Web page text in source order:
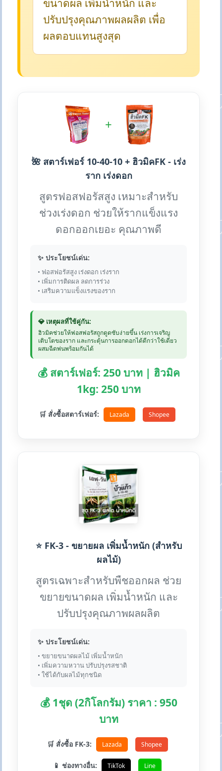
ขนาดผล เพิ่มน้ำหนัก และ
ปรับปรุงคุณภาพผลผลิต เพื่อ
ผลตอบแทนสูงสุด
+
🌺 สตาร์เฟอร์ 10-40-10 + ฮิวมิคFK - เร่ง
ราก เร่งดอก
สูตรฟอสฟอรัสสูง เหมาะสำหรับ
ช่วงเร่งดอก ช่วยให้รากแข็งแรง
ดอกออกเยอะ คุณภาพดี
✨ ประโยชน์เด่น:
• ฟอสฟอรัสสูง เร่งดอก เร่งราก
• เพิ่มการติดผล ลดการร่วง
• เสริมความแข็งแรงของราก
💎 เหตุผลที่ใช้คู่กัน:
ฮิวมิคช่วยให้ฟอสฟอรัสถูกดูดซับง่ายขึ้น เร่งการเจริญ
เติบโตของราก และกระตุ้นการออกดอกได้ดีกว่าใช้เดี่ยว
ผสมฉีดพ่นพร้อมกันได้
💰 สตาร์เฟอร์: 250 บาท | ฮิวมิค
1kg: 250 บาท
🛒 สั่งซื้อสตาร์เฟอร์: Lazada Shopee
⭐ FK-3 - ขยายผล เพิ่มน้ำหนัก (สำหรับ
ผลไม้)
สูตรเฉพาะสำหรับพืชออกผล ช่วย
ขยายขนาดผล เพิ่มน้ำหนัก และ
ปรับปรุงคุณภาพผลผลิต
✨ ประโยชน์เด่น:
• ขยายขนาดผลไม้ เพิ่มน้ำหนัก
• เพิ่มความหวาน ปรับปรุงรสชาติ
• ใช้ได้กับผลไม้ทุกชนิด
💰 1ชุด (2กิโลกรัม) ราคา : 950
บาท
🛒 สั่งซื้อ FK-3: Lazada Shopee
📱 ช่องทางอื่น: TikTok Line